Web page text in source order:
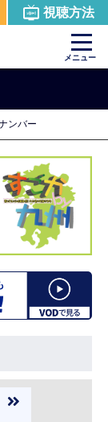
視聴方法
メニュー
ンバー